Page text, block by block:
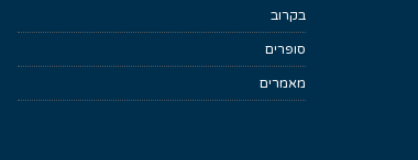
בקרוב
סופרים
מאמרים